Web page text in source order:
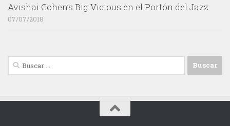
Avishai Cohen’s Big Vicious en el Portón del Jazz
07/07/2018
Buscar: